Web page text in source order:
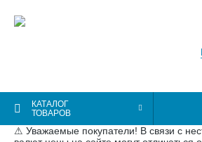
КАТАЛОГ
ТОВАРОВ
⚠ Уважаемые покупатели! В связи с